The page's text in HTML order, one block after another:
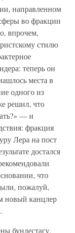
направленном
во фракции
впрочем,
стилю
теперь он
места в
одного из
решил, что
— и
фракция
Лера на пост
достался
что
пожалуй,
новый канцлер
бундестагу,